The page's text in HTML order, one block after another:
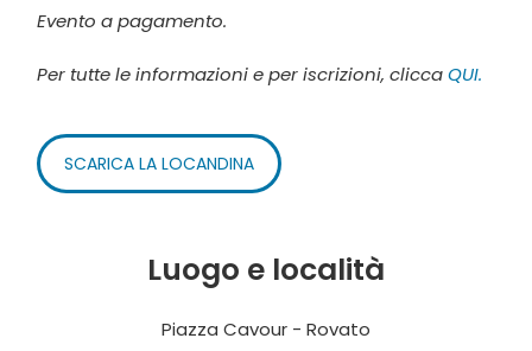
Evento a pagamento.
Per tutte le informazioni e per iscrizioni, cliccaQUI.
SCARICA LA LOCANDINA
Luogo e località
Piazza Cavour - Rovato